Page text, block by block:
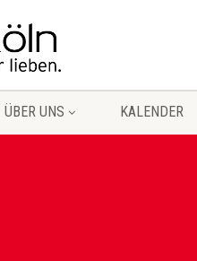
ÜBER UNS KALENDER